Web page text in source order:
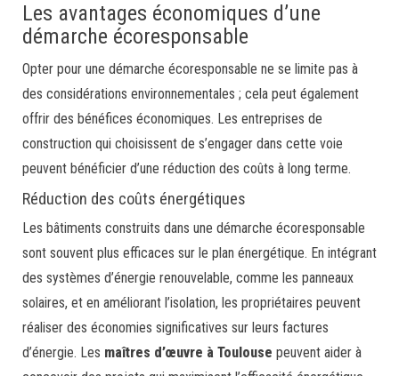
Les avantages économiques d’une
démarche écoresponsable
Opter pour une démarche écoresponsable ne se limite pas à
des considérations environnementales ; cela peut également
offrir des bénéfices économiques. Les entreprises de
construction qui choisissent de s’engager dans cette voie
peuvent bénéficier d’une réduction des coûts à long terme.
Réduction des coûts énergétiques
Les bâtiments construits dans une démarche écoresponsable
sont souvent plus efficaces sur le plan énergétique. En intégrant
des systèmes d’énergie renouvelable, comme les panneaux
solaires, et en améliorant l’isolation, les propriétaires peuvent
réaliser des économies significatives sur leurs factures
d’énergie. Les maîtres d’œuvre à Toulouse peuvent aider à